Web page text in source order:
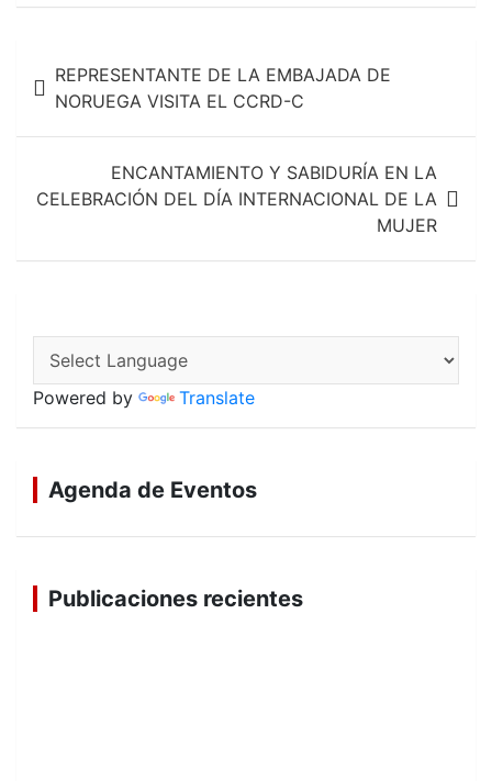
b
k
s
p
l
Navegación
de
entradas
REPRESENTANTE DE LA EMBAJADA DE
NORUEGA VISITA EL CCRD-C
ENCANTAMIENTO Y SABIDURÍA EN LA
CELEBRACIÓN DEL DÍA INTERNACIONAL DE LA
MUJER
Powered by Translate
Agenda de Eventos
Publicaciones recientes